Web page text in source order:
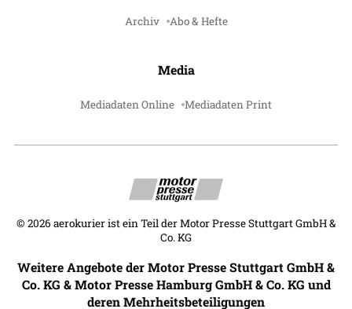
Archiv Abo & Hefte
Media
Mediadaten Online Mediadaten Print
© 2026 aerokurier ist ein Teil der Motor Presse Stuttgart GmbH &
Co. KG
Weitere Angebote der Motor Presse Stuttgart GmbH &
Co. KG & Motor Presse Hamburg GmbH & Co. KG und
deren Mehrheitsbeteiligungen